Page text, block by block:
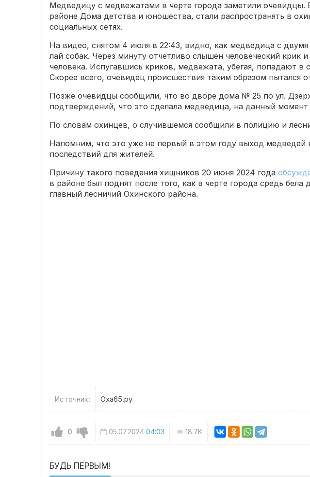
Медведицу с медвежатами в черте города заметили очевидцы.
районе Дома детства и юношества, стали распространять в
социальных сетях.
На видео, снятом 4 июля в 22:43, видно, как медведица с
лай собак. Через минуту отчетливо слышен человеческий
человека. Испугавшись криков, медвежата, убегая, попадают
Скорее всего, очевидец происшествия таким образом пытался
Позже очевидцы сообщили, что во дворе дома № 25 по ул.
подтверждений, что это сделала медведица, на данный момент
По словам охинцев, о случившемся сообщили в полицию и
Напомним, что это уже не первый в этом году выход медведей
последствий для жителей.
Причину такого поведения хищников 20 июня 2024 года
в районе был поднят после того, как в черте города средь бела
главный лесничий Охинского района.
Источник: Оха65.ру
0 05.07.2024 04:03 18.7K
БУДЬ ПЕРВЫМ!